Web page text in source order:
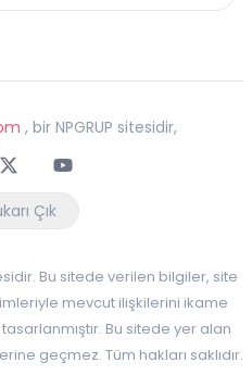
, bir NPGRUP sitesidir,
Youtube
Çık
Bu sitede verilen bilgiler, site
mevcut ilişkilerini ikame
Bu sitede yer alan
geçmez. Tüm hakları saklıdır.